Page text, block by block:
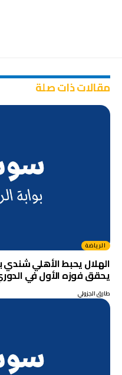
مقالات ذات صلة
الرياضة
الهلال يحبط الأهلي شندي
يحقق فوزه الأول في
طارق الجزولي